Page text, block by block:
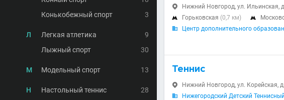
Конькобежный спорт
3
Л Легкая атлетика
9
Лыжный спорт
30
М Модельный спорт 13
Н Настольный теннис 28
 Нижний Новгород, ул. Ильинская,
 Горьковская (0,7 км) 

Центр дополнительного
Теннис
 Нижний Новгород, ул. Корейская,

Нижегородский Детский